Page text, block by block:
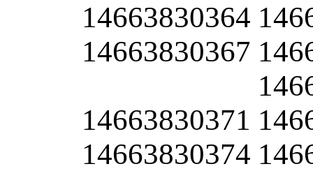
14663830364
14663830367
14663830371
14663830374